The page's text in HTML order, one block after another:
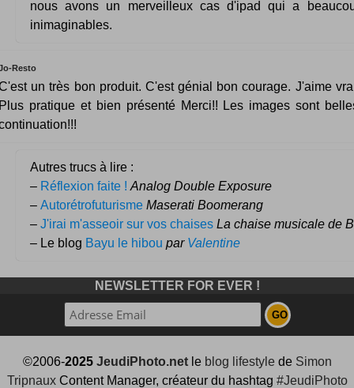
nous avons un merveilleux cas d'ipad qui a
inimaginables.
Resto
un très bon produit. C'est génial bon courage. J'aime
pratique et bien présenté Merci!! Les images sont
Autres trucs à lire :
– Réflexion faite ! Analog Double Exposure
– Autorétrofuturisme Maserati Boomerang
– J'irai m'asseoir sur vos chaises La chaise musicale de
– Le blog Bayu le hibou par Valentine
NEWSLETTER FOR EVER !
©2006-2025 JeudiPhoto.netle blog lifestylede Simon
TripnauxContent Manager, créateur du hashtag #JeudiPhoto